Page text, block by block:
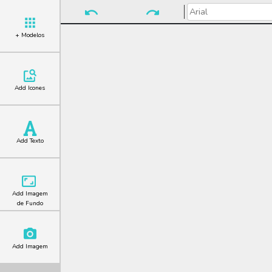
+ Modelos
Add Icones
Add Texto
Add Imagem
de Fundo
Add Imagem